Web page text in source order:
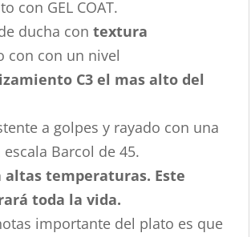
con GEL COAT.
ducha con textura
con con un nivel
C3 el mas alto del
a golpes y rayado con una
Barcol de 45.
altas temperaturas. Este
toda la vida.
importante del plato es que